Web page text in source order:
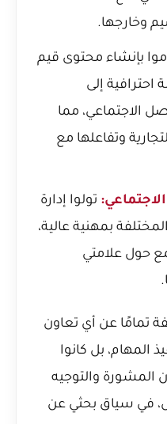
وخارجها.
بإنشاء محتوى قيم
إلى
الاجتماعي، مما
وتفاعلها مع
تولوا إدارة
بمهنية عالية،
حول علامتي
تمامًا عن أي تعاون
المهام، بل كانوا
المشورة والتوجيه
في سياق بحثي عن